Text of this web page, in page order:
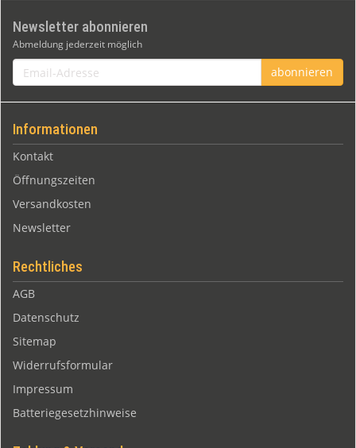
Newsletter abonnieren
Abmeldung jederzeit möglich
Email-
Adresse
abonnieren
Informationen
Kontakt
Öffnungszeiten
Versandkosten
Newsletter
Rechtliches
AGB
Datenschutz
Sitemap
Widerrufsformular
Impressum
Batteriegesetzhinweise